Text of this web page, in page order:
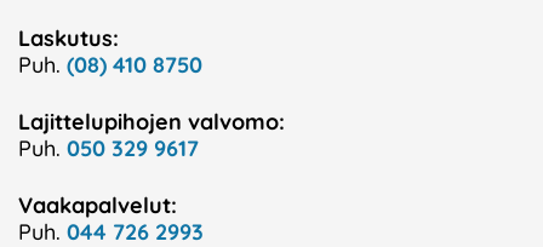
Laskutus:
Puh. (08) 410 8750
Lajittelupihojen valvomo:
Puh. 050 329 9617
Vaakapalvelut:
Puh. 044 726 2993